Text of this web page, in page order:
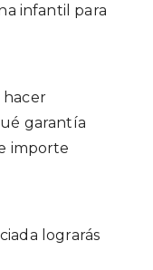
infantil para
hacer
garantía
importe
lograrás